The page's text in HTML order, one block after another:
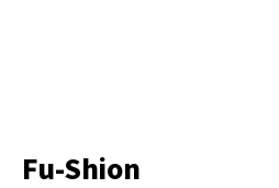
Fu-Shion